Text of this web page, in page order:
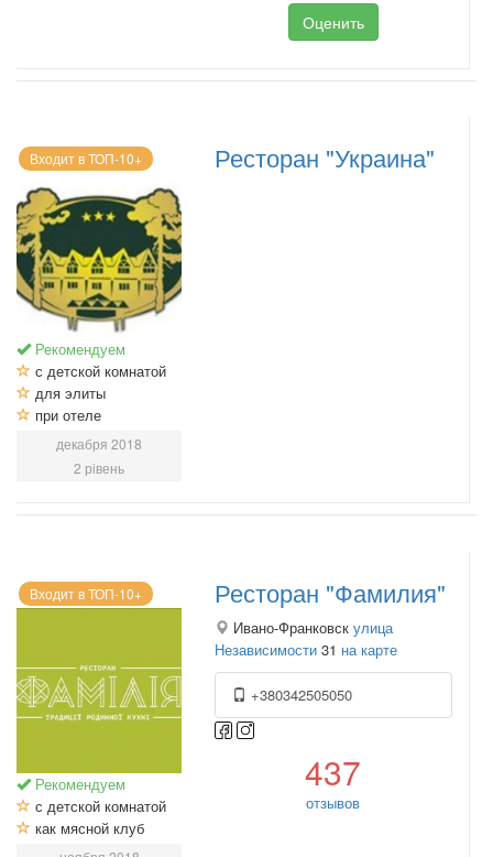
Оценить
Входит в ТОП-10+
Рекомендуем
с детской комнатой
для элиты
при отеле
декабря 2018
2 рівень
Ресторан "Украина"
Входит в ТОП-10+
Рекомендуем
с детской комнатой
как мясной клуб
Ресторан "Фамилия"
Ивано-Франковск улица
Независимости 31 на карте
+380342505050
437
отзывов